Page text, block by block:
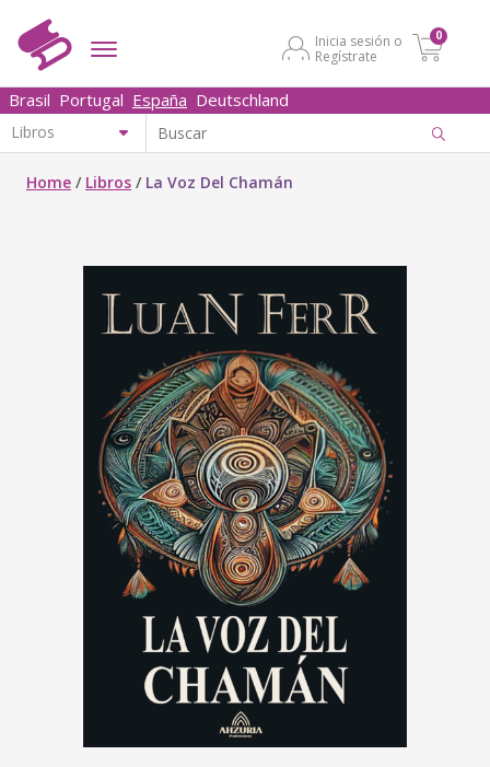
Inicia sesión o
Regístrate
0
Brasil Portugal España Deutschland
Home / Libros / La Voz Del Chamán